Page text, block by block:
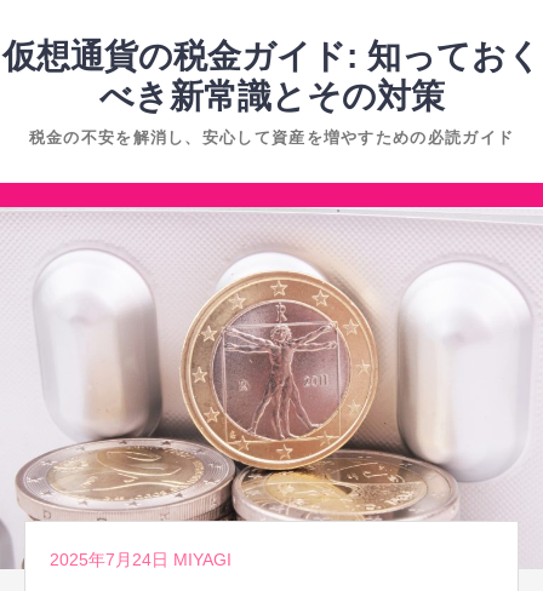
ン
へ
ス
仮想通貨の税金ガイド: 知っておく
べき新常識とその対策
税金の不安を解消し、安心して資産を増やすための必読ガイド
コ
ッ
プ
2025年7月24日 MIYAGI